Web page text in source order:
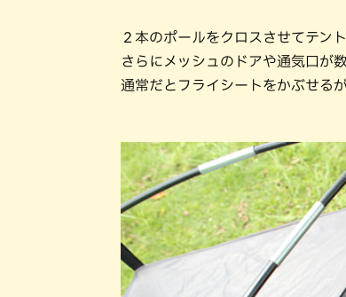
２本のポールをクロスさせてテン
さらにメッシュのドアや通気口が
通常だとフライシートをかぶせる